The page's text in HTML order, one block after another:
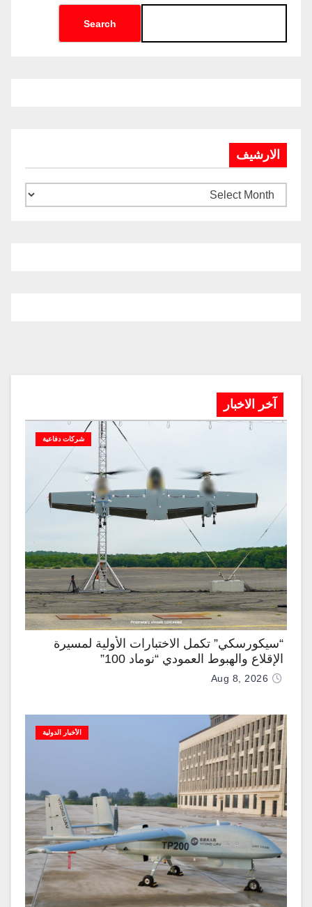
Search
الارشيف
آخر الاخبار
شركات دفاعية
“سيكورسكي” تكمل الاختبارات الأولية لمسيرة
الإقلاع والهبوط العمودي “نوماد 100”
Aug 8, 2026
الأخبار الدولية